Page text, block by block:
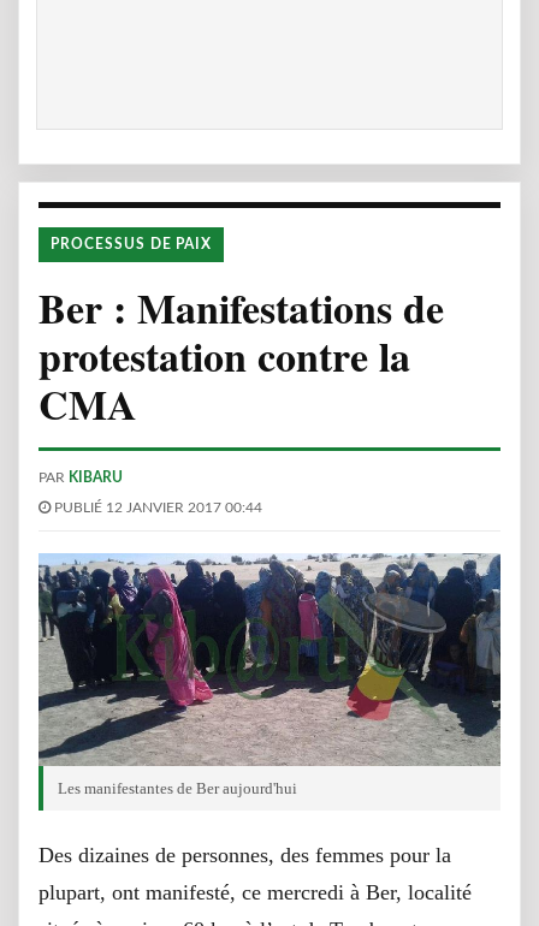
PROCESSUS DE PAIX
Ber : Manifestations de
protestation contre la
CMA
PAR KIBARU
PUBLIÉ 12 JANVIER 2017 00:44
Les manifestantes de Ber aujourd'hui
Des dizaines de personnes, des femmes pour la
plupart, ont manifesté, ce mercredi à Ber, localité